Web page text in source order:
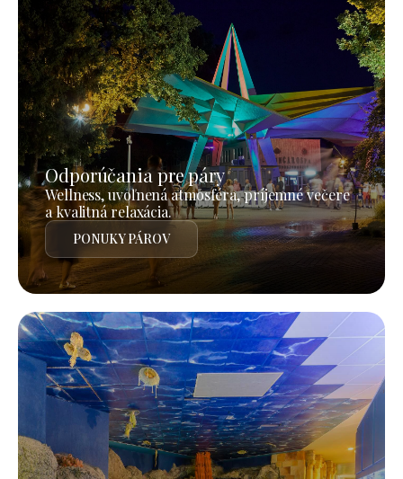
Odporúčania pre páry
Wellness, uvoľnená atmosféra, príjemné večere
a kvalitná relaxácia.
PONUKY PÁROV